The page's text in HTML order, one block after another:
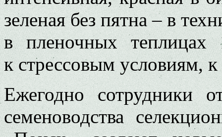
зеленая без пятна – в
в пленочных теплицах
к стрессовым условиям,
Ежегодно сотрудники
семеноводства